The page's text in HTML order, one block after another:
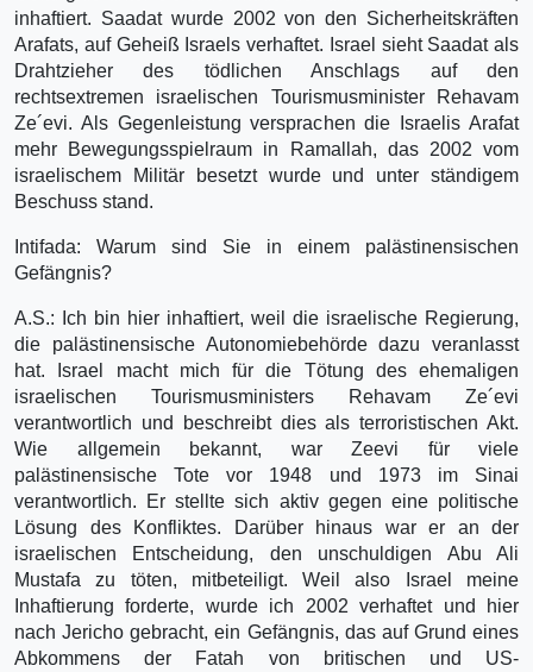
inhaftiert. Saadat wurde 2002 von den Sicherheitskräften
Arafats, auf Geheiß Israels verhaftet. Israel sieht Saadat als
Drahtzieher des tödlichen Anschlags auf den
rechtsextremen israelischen Tourismusminister Rehavam
Ze´evi. Als Gegenleistung versprachen die Israelis Arafat
mehr Bewegungsspielraum in Ramallah, das 2002 vom
israelischem Militär besetzt wurde und unter ständigem
Beschuss stand.
Intifada: Warum sind Sie in einem palästinensischen
Gefängnis?
A.S.: Ich bin hier inhaftiert, weil die israelische Regierung,
die palästinensische Autonomiebehörde dazu veranlasst
hat. Israel macht mich für die Tötung des ehemaligen
israelischen Tourismusministers Rehavam Ze´evi
verantwortlich und beschreibt dies als terroristischen Akt.
Wie allgemein bekannt, war Zeevi für viele
palästinensische Tote vor 1948 und 1973 im Sinai
verantwortlich. Er stellte sich aktiv gegen eine politische
Lösung des Konfliktes. Darüber hinaus war er an der
israelischen Entscheidung, den unschuldigen Abu Ali
Mustafa zu töten, mitbeteiligt. Weil also Israel meine
Inhaftierung forderte, wurde ich 2002 verhaftet und hier
nach Jericho gebracht, ein Gefängnis, das auf Grund eines
Abkommens der Fatah von britischen und US-